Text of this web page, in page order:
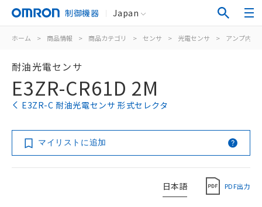
制御機器 Japan
ホーム > 商品情報 > 商品カテゴリ > センサ > 光電センサ > アンプ内蔵
耐油光電センサ
E3ZR-CR61D 2M
E3ZR-C 耐油光電センサ 形式セレクタ
マイリストに追加
日本語 PDF出力